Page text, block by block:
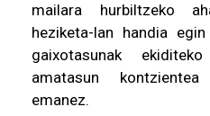
mailara hurbiltzeko
heziketa-lan handia
gaixotasunak
amatasun
emanez.